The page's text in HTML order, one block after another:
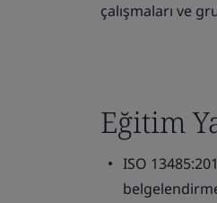
çalışmaları ve
Eğitim
ISO